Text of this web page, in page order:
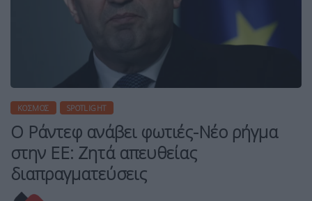
ΚΌΣΜΟΣ SPOTLIGHT
Ο Ράντεφ ανάβει φωτιές-Νέο ρήγμα
στην ΕΕ: Ζητά απευθείας
διαπραγματεύσεις